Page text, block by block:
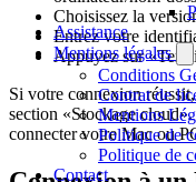
Assistance
Mentions légales
Conditions
Contrat de
Mentions
Politique de
Politique de
Contact
Choisissez la
Entrez votre
Appuyez sur
Si votre connexion
section «Stockage
connecter votre Mac ou